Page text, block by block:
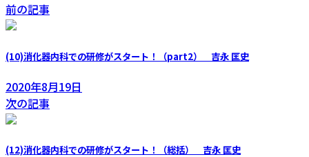
前の記事
(10)消化器内科での研修がスタート！（part2） 吉永 匡史
2020年8月19日
次の記事
(12)消化器内科での研修がスタート！（総括） 吉永 匡史